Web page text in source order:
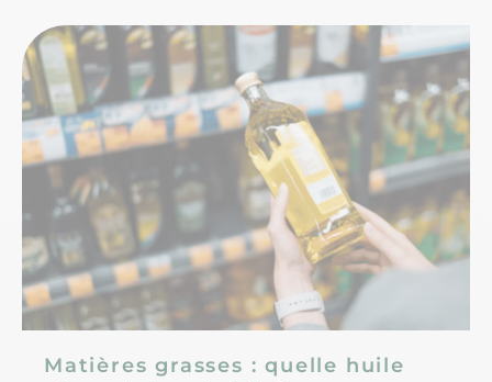
Matières grasses : quelle huile